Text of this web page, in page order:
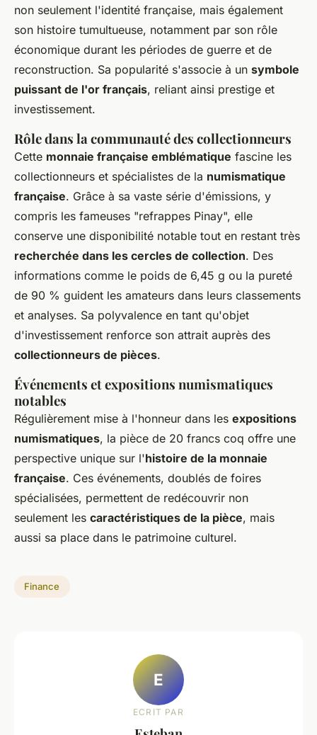
non seulement l'identité française, mais également
son histoire tumultueuse, notamment par son rôle
économique durant les périodes de guerre et de
reconstruction. Sa popularité s'associe à un symbole
puissant de l'or français, reliant ainsi prestige et
investissement.
Rôle dans la communauté des collectionneurs
Cette monnaie française emblématique fascine les
collectionneurs et spécialistes de la numismatique
française. Grâce à sa vaste série d'émissions, y
compris les fameuses "refrappes Pinay", elle
conserve une disponibilité notable tout en restant très
recherchée dans les cercles de collection. Des
informations comme le poids de 6,45 g ou la pureté
de 90 % guident les amateurs dans leurs classements
et analyses. Sa polyvalence en tant qu'objet
d'investissement renforce son attrait auprès des
collectionneurs de pièces.
Événements et expositions numismatiques
notables
Régulièrement mise à l'honneur dans les expositions
numismatiques, la pièce de 20 francs coq offre une
perspective unique sur l'histoire de la monnaie
française. Ces événements, doublés de foires
spécialisées, permettent de redécouvrir non
seulement les caractéristiques de la pièce, mais
aussi sa place dans le patrimoine culturel.
Finance
E
ECRIT PAR